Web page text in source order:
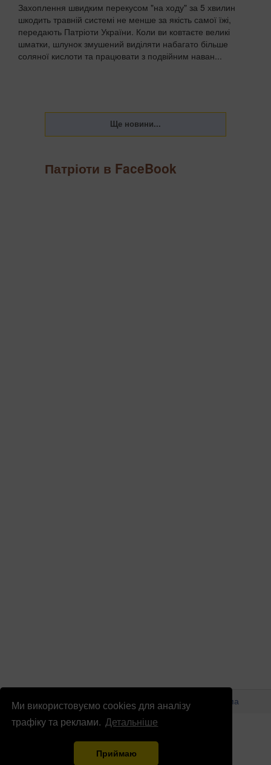
Ми використовуємо cookies для аналізу
трафіку та реклами. Детальніше
Приймаю
Захоплення швидким перекусом "на ходу" за 5 хвилин
шкодить травній системі не менше за якість самої їжі,
передають Патріоти України. Коли ви ковтаєте великі
шматки, шлунок змушений виділяти набагато більше
соляної кислоти та працювати з подвійним наван...
Патріоти в FaceBook
© Патріоти України 2026 Правова інформація
Реклама
info@patrioty.org.ua